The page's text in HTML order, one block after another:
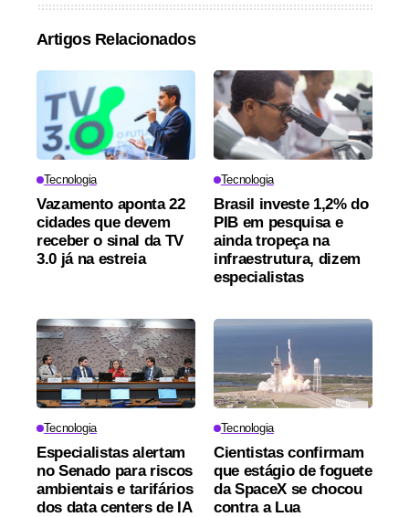
Artigos Relacionados
Tecnologia
Vazamento aponta 22
cidades que devem
receber o sinal da TV
3.0 já na estreia
Tecnologia
Brasil investe 1,2% do
PIB em pesquisa e
ainda tropeça na
infraestrutura, dizem
especialistas
Tecnologia
Especialistas alertam
no Senado para riscos
ambientais e tarifários
dos data centers de IA
Tecnologia
Cientistas confirmam
que estágio de foguete
da SpaceX se chocou
contra a Lua